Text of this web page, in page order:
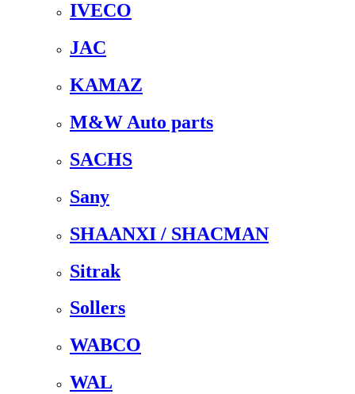
IVECO
JAC
KAMAZ
M&W Auto parts
SACHS
Sany
SHAANXI / SHACMAN
Sitrak
Sollers
WABCO
WAL